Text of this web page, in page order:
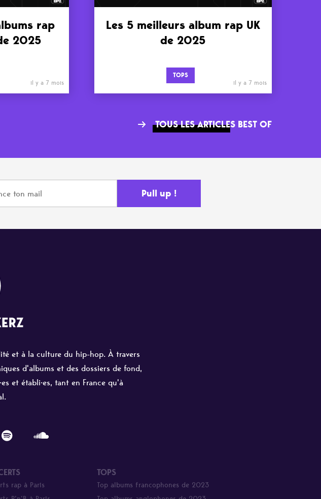
rap
2025
il y a 7 mois
Les 5 meilleurs album rap UK
de 2025
TOPS
il y a 7 mois
TOUS LES ARTICLES BEST OF
et à la culture du hip-hop. À travers
d'albums et des dossiers de fond,
et établi·es, tant en France qu'à
rap à Paris
TOPS
Top albums francophones de 2023